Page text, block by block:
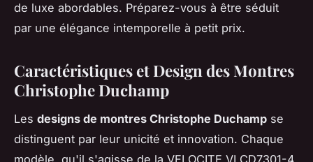
de luxe abordables. Préparez-vous à être séduit
par une élégance intemporelle à petit prix.
Caractéristiques et Design des Montres
Christophe Duchamp
Les designs de montres Christophe Duchamp se
distinguent par leur unicité et innovation. Chaque
modèle, qu'il s'agisse de la VELOCITE VI CD7301-4